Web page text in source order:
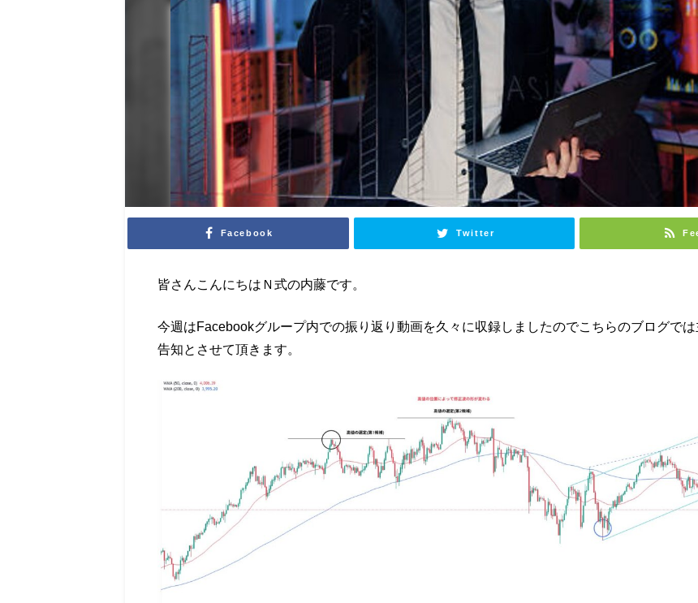
Facebook Twitter
皆さんこんにちはＮ式の内藤です。
今週はFacebookグループ内での振り返り動画を久々に収録しましたのでこちらのブログで
告知とさせて頂きます。